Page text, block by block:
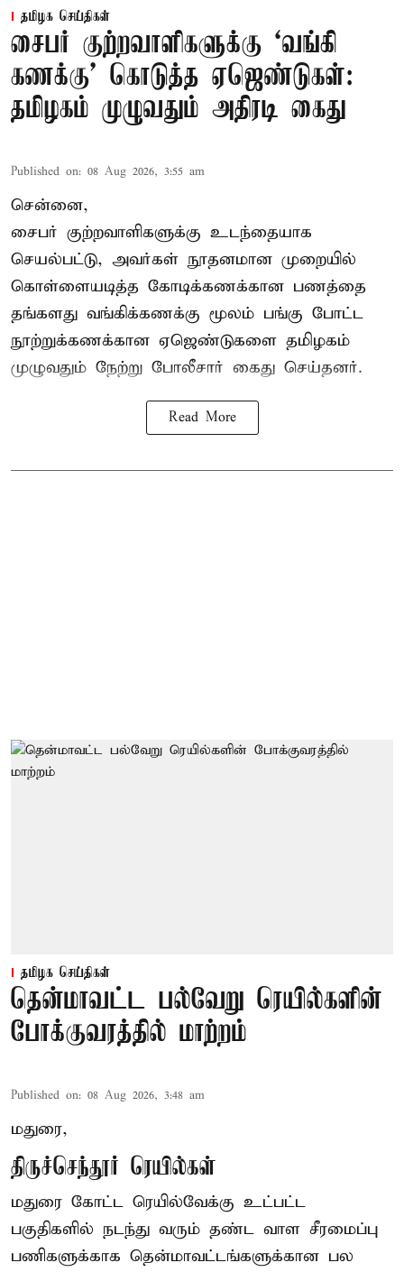
தமிழக செய்திகள்
சைபர் குற்றவாளிகளுக்கு ‘வங்கி
கணக்கு’ கொடுத்த ஏஜெண்டுகள்:
தமிழகம் முழுவதும் அதிரடி கைது
Published on: 08 Aug 2026, 3:55 am
சென்னை,
சைபர் குற்றவாளிகளுக்கு உடந்தையாக
செயல்பட்டு, அவர்கள் நூதனமான முறையில்
கொள்ளையடித்த கோடிக்கணக்கான பணத்தை
தங்களது வங்கிக்கணக்கு மூலம் பங்கு போட்ட
நூற்றுக்கணக்கான ஏஜெண்டுகளை தமிழகம்
முழுவதும் நேற்று போலீசார் கைது செய்தனர்.
Read More
தமிழக செய்திகள்
தென்மாவட்ட பல்வேறு ரெயில்களின்
போக்குவரத்தில் மாற்றம்
Published on: 08 Aug 2026, 3:48 am
மதுரை,
திருச்செந்தூர் ரெயில்கள்
மதுரை கோட்ட ரெயில்வேக்கு உட்பட்ட
பகுதிகளில் நடந்து வரும் தண்ட வாள சீரமைப்பு
பணிகளுக்காக தென்மாவட்டங்களுக்கான பல